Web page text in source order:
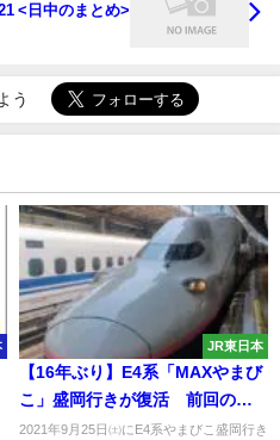
<日中のまとめ>
う
JR東日本
【16年ぶり】E4系「MAXやまび
こ」盛岡行きが復活 前回の中
止分がリベンジ（2021年9月25
2021年9月25日㈯にE4系やまびこ盛岡行き